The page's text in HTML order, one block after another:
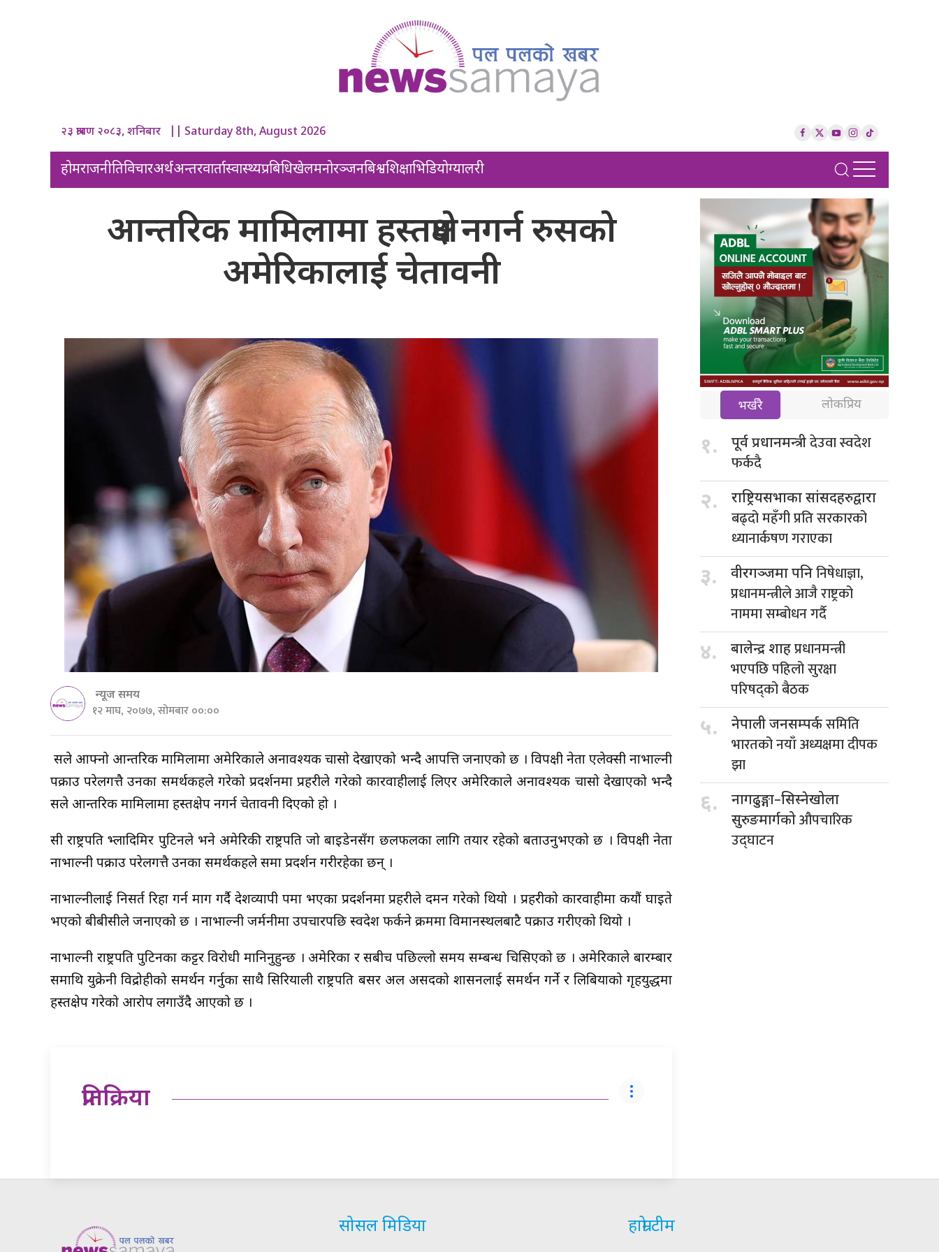
२३ श्रावण २०८३, शनिबार || Saturday 8th, August 2026
होमराजनीतिविचारअर्थअन्तरवार्तास्वास्थ्यप्रबिधिखेलमनोरञ्जनबिश्वशिक्षाभिडियोग्यालरी
आन्तरिक मामिलामा हस्तक्षेप नगर्न रुसको
अमेरिकालाई चेतावनी
न्यूज समय
१२ माघ, २०७७, सोमबार ००:००
रुसले आफ्नो आन्तरिक मामिलामा अमेरिकाले अनावश्यक चासो देखाएको भन्दै आपत्ति जनाएको छ । विपक्षी नेता एलेक्सी नाभाल्नी
पक्राउ परेलगत्तै उनका समर्थकहरुले गरेको प्रदर्शनमा प्रहरीले गरेको कारवाहीलाई लिएर अमेरिकाले अनावश्यक चासो देखाएको भन्दै
रुसले आन्तरिक मामिलामा हस्तक्षेप नगर्न चेतावनी दिएको हो ।
रुसी राष्ट्रपति भ्लादिमिर पुटिनले भने अमेरिकी राष्ट्रपति जो बाइडेनसँग छलफलका लागि तयार रहेको बताउनुभएको छ । विपक्षी नेता
नाभाल्नी पक्राउ परेलगत्तै उनका समर्थकहरुले रुसमा प्रदर्शन गरीरहेका छन् ।
नाभाल्नीलाई निसर्त रिहा गर्न माग गर्दै देशव्यापी रुपमा भएका प्रदर्शनमा प्रहरीले दमन गरेको थियो । प्रहरीको कारवाहीमा कयौं घाइते
भएको बीबीसीले जनाएको छ । नाभाल्नी जर्मनीमा उपचारपछि स्वदेश फर्कने क्रममा विमानस्थलबाटै पक्राउ गरीएको थियो ।
नाभाल्नी राष्ट्रपति पुटिनका कट्टर विरोधी मानिनुहुन्छ । अमेरिका र रुसबीच पछिल्लो समय सम्बन्ध चिसिएको छ । अमेरिकाले बारम्बार
रुसमाथि युक्रेनी विद्रोहीको समर्थन गर्नुका साथै सिरियाली राष्ट्रपति बसर अल असदको शासनलाई समर्थन गर्ने र लिबियाको गृहयुद्धमा
हस्तक्षेप गरेको आरोप लगाउँदै आएको छ ।
प्रतिक्रिया
भर्खरै लोकप्रिय
१. पूर्व प्रधानमन्त्रीदेउवा स्वदेश
फर्कदै
२. राष्ट्रियसभाका सांसदहरुद्वारा
बढ्दो महँगी प्रति सरकारको
ध्यानार्कषण गराएका
३. वीरगञ्जमा पनिनिषेधाज्ञा,
प्रधानमन्त्रीले आजै राष्ट्रको
नाममा सम्बोधन गर्दै
४. बालेन्द्र शाहप्रधानमन्त्री
भएपछि पहिलो सुरक्षा
परिषद्को बैठक
५. नेपाली जनसम्पर्कसमिति
भारतको नयाँ अध्यक्षमा दीपक
झा
६.
नागढुङ्गा–सिस्नेखोला
सुरुङमार्गकोऔपचारिक
उद्घाटन
सोसल मिडिया हाम्रो टीम